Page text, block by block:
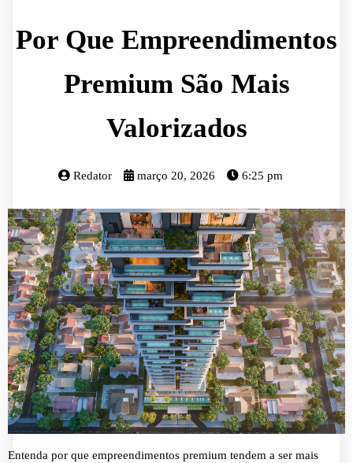
Por Que Empreendimentos
Premium São Mais
Valorizados
Redator março 20, 2026 6:25 pm
Entenda por que empreendimentos premium tendem a ser mais